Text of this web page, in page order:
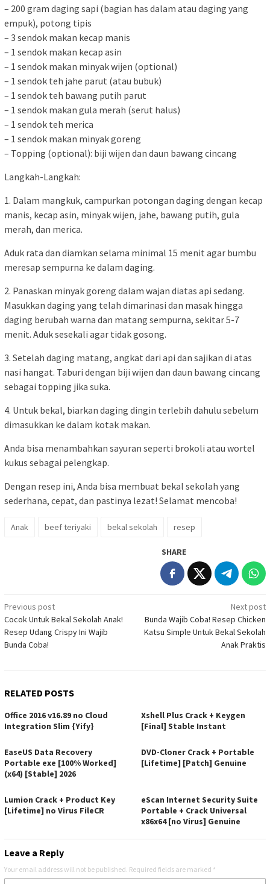
– 200 gram daging sapi (bagian has dalam atau daging yang
empuk), potong tipis
– 3 sendok makan kecap manis
– 1 sendok makan kecap asin
– 1 sendok makan minyak wijen (optional)
– 1 sendok teh jahe parut (atau bubuk)
– 1 sendok teh bawang putih parut
– 1 sendok makan gula merah (serut halus)
– 1 sendok teh merica
– 1 sendok makan minyak goreng
– Topping (optional): biji wijen dan daun bawang cincang
Langkah-Langkah:
1. Dalam mangkuk, campurkan potongan daging dengan kecap
manis, kecap asin, minyak wijen, jahe, bawang putih, gula
merah, dan merica.
Aduk rata dan diamkan selama minimal 15 menit agar bumbu
meresap sempurna ke dalam daging.
2. Panaskan minyak goreng dalam wajan diatas api sedang.
Masukkan daging yang telah dimarinasi dan masak hingga
daging berubah warna dan matang sempurna, sekitar 5-7
menit. Aduk sesekali agar tidak gosong.
3. Setelah daging matang, angkat dari api dan sajikan di atas
nasi hangat. Taburi dengan biji wijen dan daun bawang cincang
sebagai topping jika suka.
4. Untuk bekal, biarkan daging dingin terlebih dahulu sebelum
dimasukkan ke dalam kotak makan.
Anda bisa menambahkan sayuran seperti brokoli atau wortel
kukus sebagai pelengkap.
Dengan resep ini, Anda bisa membuat bekal sekolah yang
sederhana, cepat, dan pastinya lezat! Selamat mencoba!
Anak beef teriyaki bekal sekolah resep
SHARE
Post
navigation
Previous post
Cocok Untuk Bekal Sekolah Anak!
Resep Udang Crispy Ini Wajib
Bunda Coba!
Next post
Bunda Wajib Coba! Resep Chicken
Katsu Simple Untuk Bekal Sekolah
Anak Praktis
RELATED POSTS
Office 2016 v16.89 no Cloud
Integration Slim {Yify}
Xshell Plus Crack + Keygen
[Final] Stable Instant
EaseUS Data Recovery
Portable exe [100% Worked]
(x64) [Stable] 2026
DVD-Cloner Crack + Portable
[Lifetime] [Patch] Genuine
Lumion Crack + Product Key
[Lifetime] no Virus FileCR
eScan Internet Security Suite
Portable + Crack Universal
x86x64 [no Virus] Genuine
Leave a Reply
Your email address will not be published. Required fields are marked *